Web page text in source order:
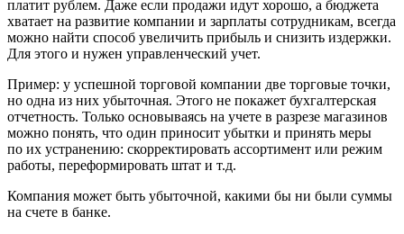
платит рублем. Даже если продажи идут хорошо, а бюджета
хватает на развитие компании и зарплаты сотрудникам, всегда
можно найти способ увеличить прибыль и снизить издержки.
Для этого и нужен управленческий учет.
Пример: у успешной торговой компании две торговые точки,
но одна из них убыточная. Этого не покажет бухгалтерская
отчетность. Только основываясь на учете в разрезе магазинов
можно понять, что один приносит убытки и принять меры
по их устранению: скорректировать ассортимент или режим
работы, переформировать штат и т.д.
Компания может быть убыточной, какими бы ни были суммы
на счете в банке.